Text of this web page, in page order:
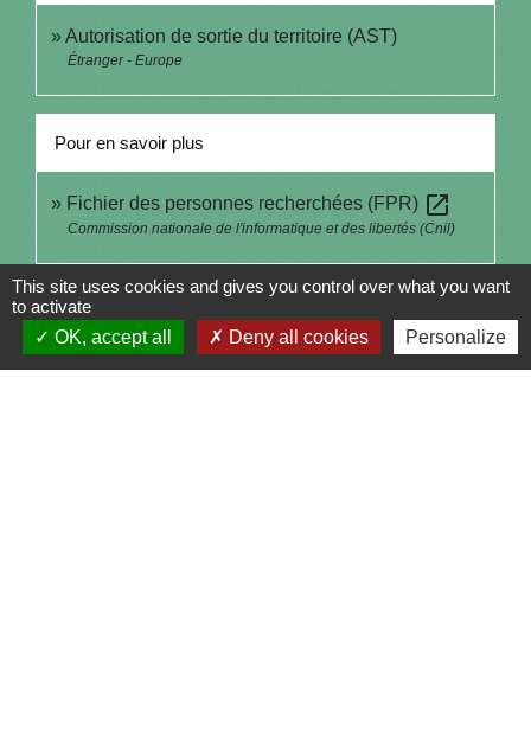
Autorisation de sortie du territoire (AST)
Étranger - Europe
Pour en savoir plus
Fichier des personnes recherchées (FPR) open_in_new
Commission nationale de l'informatique et des libertés (Cnil)
Signaler une erreur sur cette page
This site uses cookies and gives you control over what you want
to activate
OK, accept all
Deny all cookies Personalize